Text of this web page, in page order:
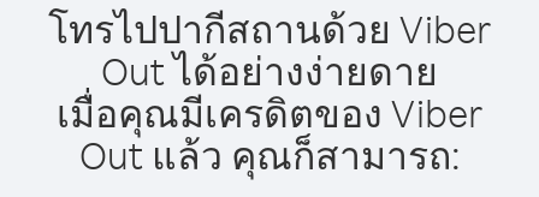
โทรไปปากีสถานด้วย Viber
Out ได้อย่างง่ายดาย
เมื่อคุณมีเครดิตของ Viber
Out แล้ว คุณก็สามารถ: